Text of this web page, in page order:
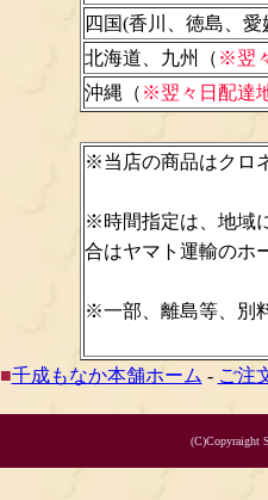
四国(香川、徳島、愛
北海道、九州（ ※翌
沖縄（ ※翌々日配達
※当店の商品はクロ
※時間指定は、地域
合はヤマト運輸のホ
※一部、離島等、別
■千成もなか本舗ホーム - ご注
(C)Copyraight